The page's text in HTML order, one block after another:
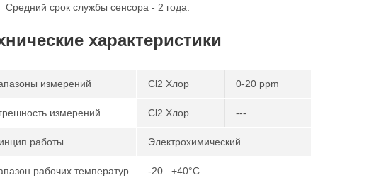
Средний срок службы сенсора - 2 года.
характеристики
измерений Cl2 Хлор 0-20 ppm
измерений Cl2 Хлор ---
работы Электрохимический
рабочих температур -20...+40°С